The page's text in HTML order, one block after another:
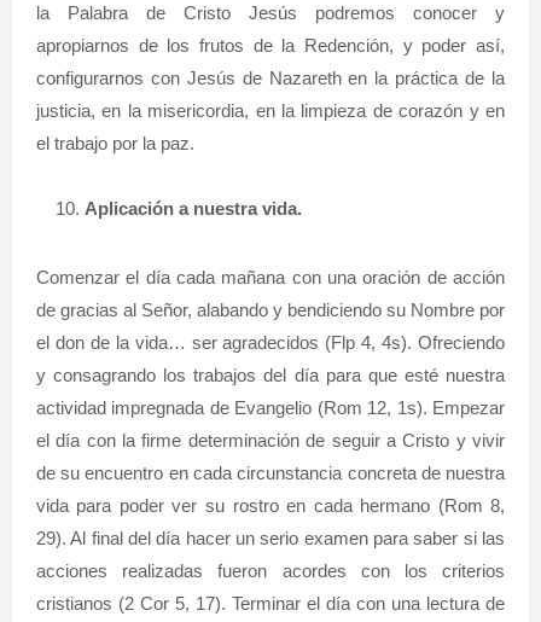
la Palabra de Cristo Jesús podremos conocer y
apropiarnos de los frutos de la Redención, y poder así,
configurarnos con Jesús de Nazareth en la práctica de la
justicia, en la misericordia, en la limpieza de corazón y en
el trabajo por la paz.
Aplicación a nuestra vida.
Comenzar el día cada mañana con una oración de acción
de gracias al Señor, alabando y bendiciendo su Nombre por
el don de la vida… ser agradecidos (Flp 4, 4s). Ofreciendo
y consagrando los trabajos del día para que esté nuestra
actividad impregnada de Evangelio (Rom 12, 1s). Empezar
el día con la firme determinación de seguir a Cristo y vivir
de su encuentro en cada circunstancia concreta de nuestra
vida para poder ver su rostro en cada hermano (Rom 8,
29). Al final del día hacer un serio examen para saber si las
acciones realizadas fueron acordes con los criterios
cristianos (2 Cor 5, 17). Terminar el día con una lectura de